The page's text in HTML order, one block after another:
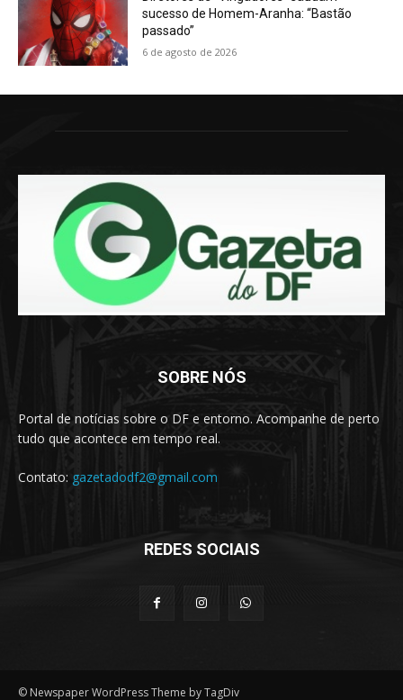
sucesso de Homem-Aranha: “Bastão
passado”
6 de agosto de 2026
SOBRE NÓS
Portal de notícias sobre o DF e entorno. Acompanhe de perto
tudo que acontece em tempo real.
Contato: gazetadodf2@gmail.com
REDES SOCIAIS
© Newspaper WordPress Theme by TagDiv